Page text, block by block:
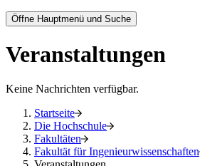
Öffne Hauptmenü und Suche
Veranstaltungen
Keine Nachrichten verfügbar.
Startseite
Die Hochschule
Fakultäten
Fakultät für Ingenieurwissenschaften